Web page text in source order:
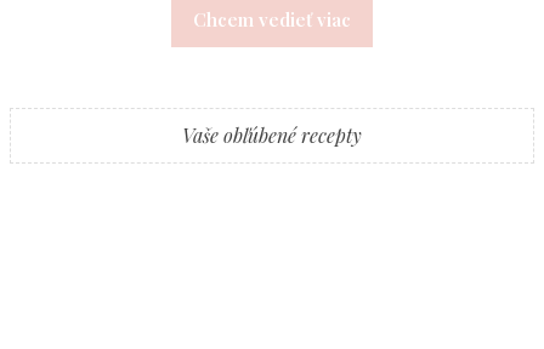
Chcem vedieť viac
Vaše obľúbené recepty